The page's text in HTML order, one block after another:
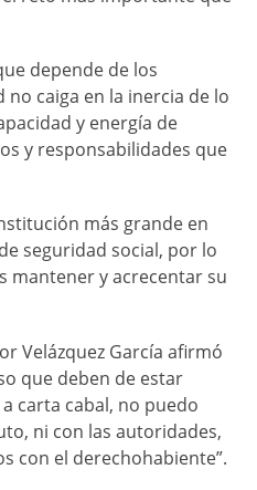
depende de los
caiga en la inercia de lo
y energía de
y responsabilidades que
más grande en
seguridad social, por lo
mantener y acrecentar su
Velázquez García afirmó
que deben de estar
carta cabal, no puedo
ni con las autoridades,
con el derechohabiente”.